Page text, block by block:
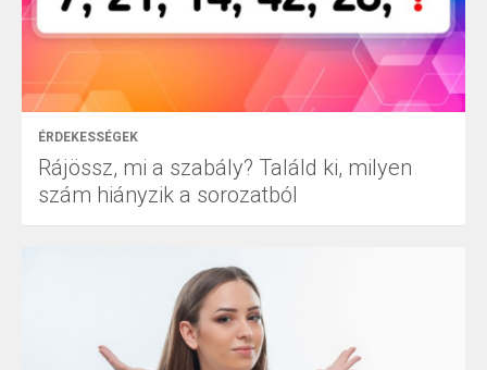
ÉRDEKESSÉGEK
Rájössz, mi a szabály? Találd ki, milyen
szám hiányzik a sorozatból